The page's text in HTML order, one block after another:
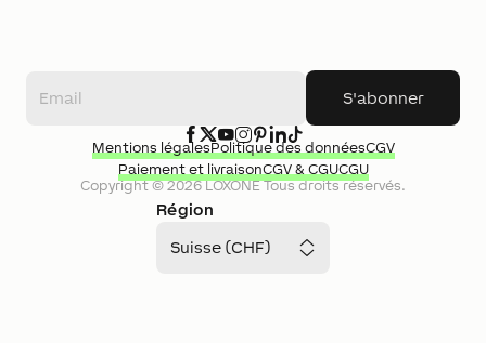
S'abonner
Région
Suisse (CHF)
Copyright ©2026LOXONETous droits réservés.
Mentions légalesPolitique des donnéesCGV
Paiement et livraisonCGV & CGUCGU